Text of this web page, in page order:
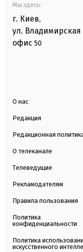
Мы здесь:
г. Киев,
ул. Владимирская
офис 50
О нас
Редакция
Редакционная
О телеканале
Телеведущие
Рекламодателям
Правила пользования
Политика
конфиденциальности
Политика
искусственного